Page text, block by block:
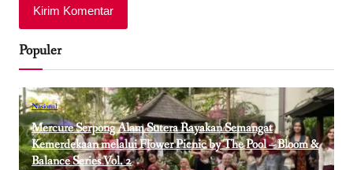
Populer
Nasional
Mercure Serpong Alam Sutera Rayakan Semangat
Kemerdekaan melalui Flower Picnic by The Pool – Bloom &
Balance Series Vol. 2